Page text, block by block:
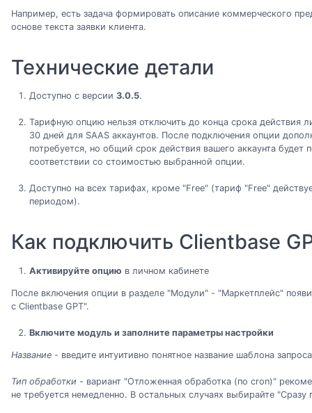
Например, есть задача формировать описание коммерческого
основе текста заявки клиента.
Технические детали
Доступно с версии 3.0.5.
Тарифную опцию нельзя отключить до конца срока действия
30 дней для SAAS аккаунтов. После подключения опции
потребуется, но общий срок действия вашего аккаунта будет
соответствии со стоимостью выбранной опции.
Доступно на всех тарифах, кроме "Free" (тариф "Free"
периодом).
Как подключить Clientbase
Активируйте опцию в личном кабинете
После включения опции в разделе "Модули" - "Маркетплейс"
с Clientbase GPT".
Включите модуль и заполните параметры настройки
Название - введите интуитивно понятное название шаблона запроса
Тип обработки - вариант "Отложенная обработка (по cron)"
не требуется немедленно. В остальных случаях выбирайте "Сразу